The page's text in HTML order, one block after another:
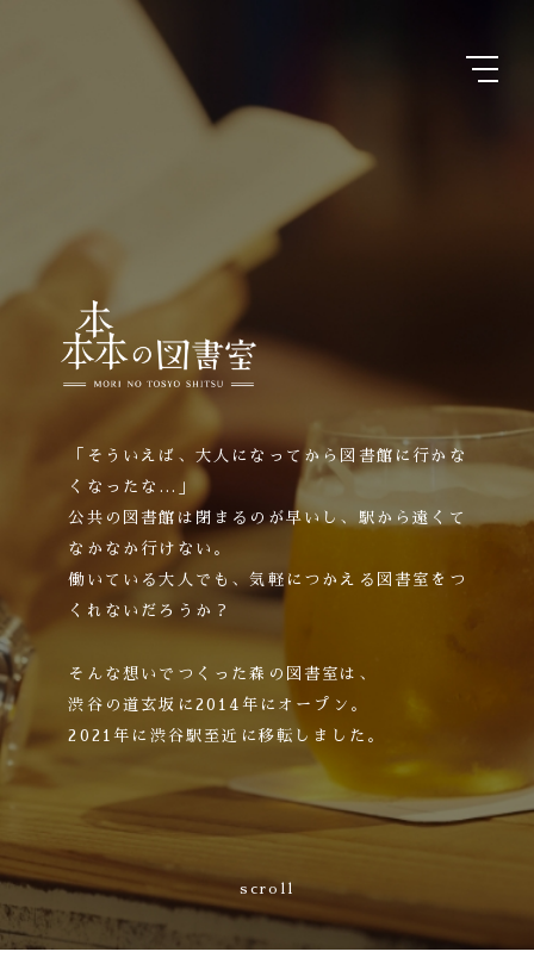
scroll
「そういえば、大人になってから図書館に行かな
くなったな…」
公共の図書館は閉まるのが早いし、駅から遠くて
なかなか行けない。
働いている大人でも、気軽につかえる図書室をつ
くれないだろうか？
そんな想いでつくった森の図書室は、
渋谷の道玄坂に2014年にオープン。
2021年に渋谷駅至近に移転しました。